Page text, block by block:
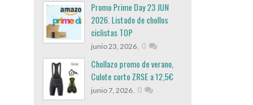
Promo Prime Day 23 JUN
2026. Listado de chollos
ciclistas TOP
junio 23, 2026, 0
Chollazo promo de verano,
Culote corto ZRSE a 12,5€
junio 7, 2026, 0